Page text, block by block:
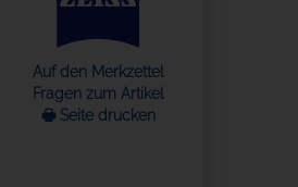
Auf den Merkzettel
Fragen zum Artikel
🖶 Seite drucken